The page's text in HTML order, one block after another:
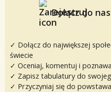
Dołącz do
✓ Dołącz do największej
świecie
✓ Oceniaj, komentuj i
✓ Zapisz tabulatury do
✓ Przyczyniaj się do